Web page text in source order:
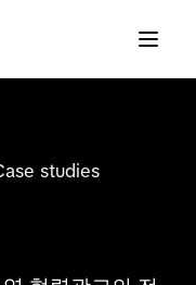
studies